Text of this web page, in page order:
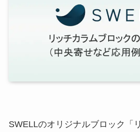
SWELLのオリジナルブロック「